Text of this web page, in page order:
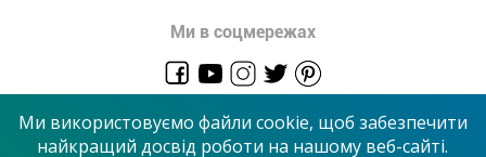
Ми в соцмережах
Ми використовуємо файли cookie, щоб забезпечити
найкращий досвід роботи на нашому веб-сайті.